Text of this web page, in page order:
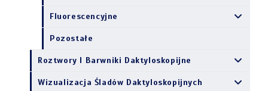
Fluorescencyjne
Pozostałe
Roztwory I Barwniki Daktyloskopijne
Wizualizacja Śladów Daktyloskopijnych